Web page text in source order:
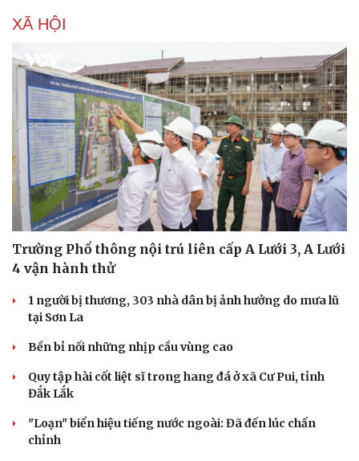
XÃ HỘI
Trường Phổ thông nội trú liên cấp A Lưới 3, A Lưới
4 vận hành thử
1 người bị thương, 303 nhà dân bị ảnh hưởng do mưa lũ
tại Sơn La
Bền bỉ nối những nhịp cầu vùng cao
Quy tập hài cốt liệt sĩ trong hang đá ở xã Cư Pui, tỉnh
Đắk Lắk
"Loạn" biển hiệu tiếng nước ngoài: Đã đến lúc chấn
chỉnh